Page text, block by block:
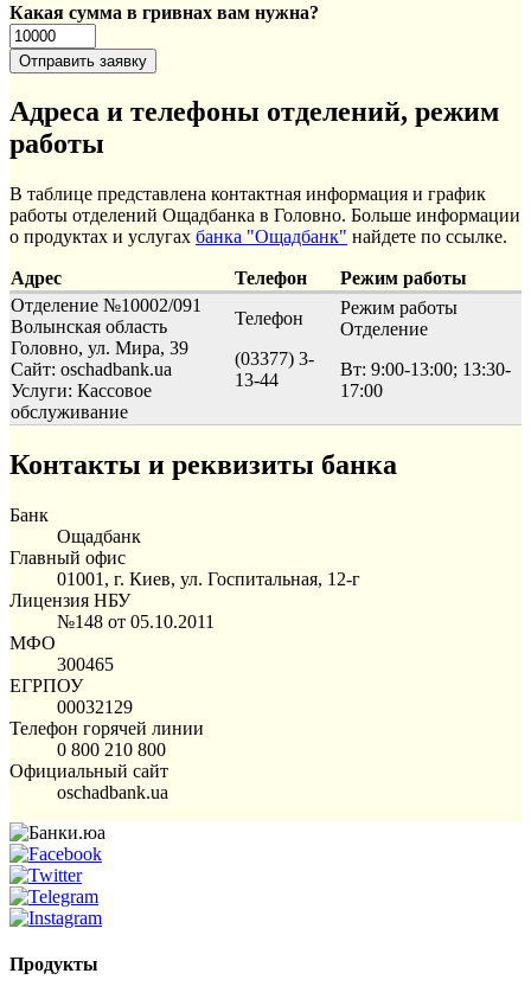
Какая сумма в гривнах вам нужна?
Адреса и телефоны отделений, режим
работы
В таблице представлена контактная информация и график
работы отделений Ощадбанка в Головно. Больше информации
о продуктах и услугах банка "Ощадбанк" найдете по ссылке.
Адрес Телефон
Режим работы
Отделение №10002/091
Волынская область
Головно, ул. Мира, 39
Сайт: oschadbank.ua
Услуги: Кассовое
обслуживание
Телефон
(03377) 3-
13-44
Режим работы
Отделение
Вт: 9:00-13:00; 13:30-
17:00
Контакты и реквизиты банка
Банк
Ощадбанк
Главный офис
01001, г. Киев, ул. Госпитальная, 12-г
Лицензия НБУ
№148 от 05.10.2011
МФО
300465
ЕГРПОУ
00032129
Телефон горячей линии
0 800 210 800
Официальный сайт
oschadbank.ua
Продукты